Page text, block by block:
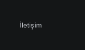
İletişim